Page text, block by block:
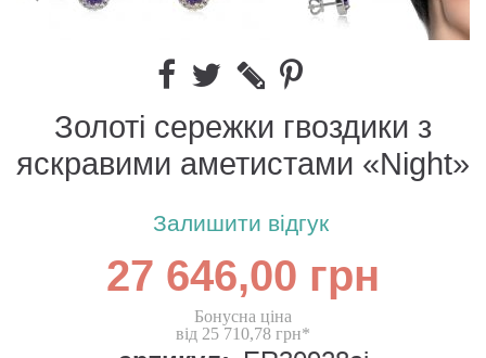
Золоті сережки гвоздики з
яскравими аметистами «Night»
Залишити відгук
27 646,00 грн
Бонусна ціна
від 25 710,78 грн*